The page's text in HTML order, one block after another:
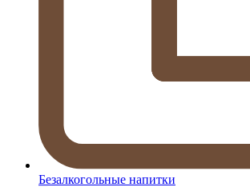
Безалкогольные напитки